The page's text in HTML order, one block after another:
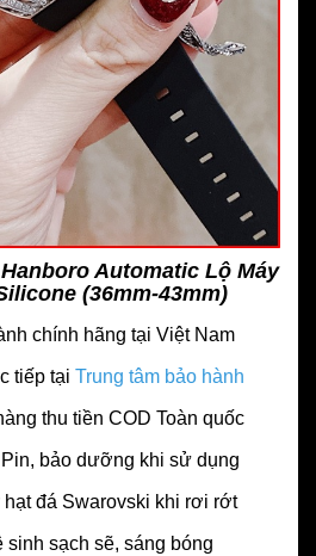
Automatic Lộ Máy
(36mm-43mm)
chính hãng tại Việt Nam
tiếp tại Trung tâm bảo hành
thu tiền COD Toàn quốc
bảo dưỡng khi sử dụng
hạt đá Swarovski khi rơi rớt
sinh sạch sẽ, sáng bóng